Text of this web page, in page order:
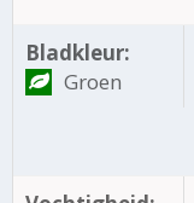
Bladkleur:
Groen